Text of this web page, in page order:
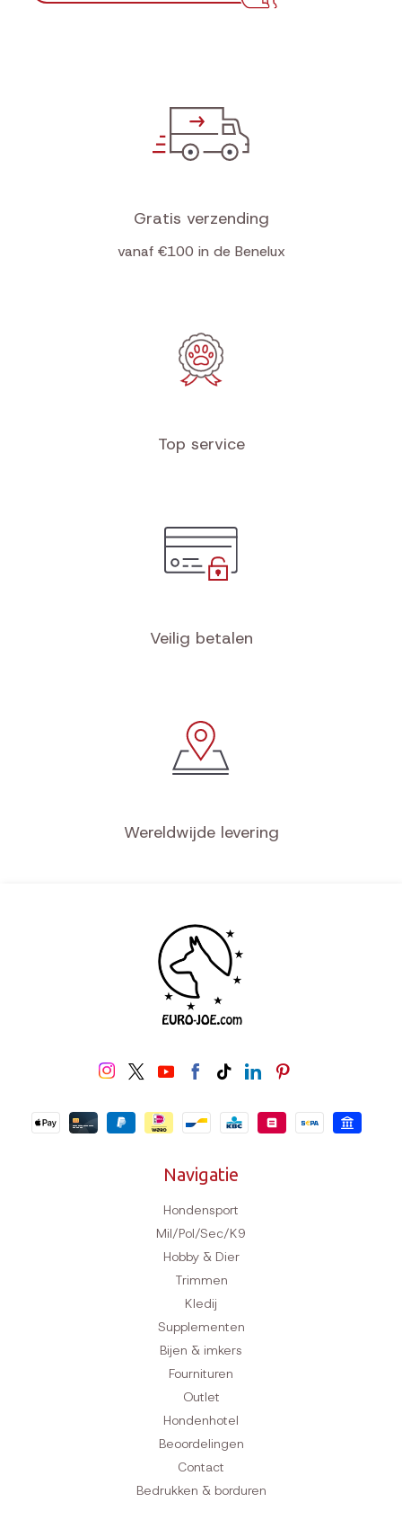
Gratis verzending
vanaf €100 in de Benelux
Top service
Veilig betalen
Wereldwijde levering
Navigatie
Hondensport
Mil/Pol/Sec/K9
Hobby & Dier
Trimmen
Kledij
Supplementen
Bijen & imkers
Fournituren
Outlet
Hondenhotel
Beoordelingen
Contact
Bedrukken & borduren